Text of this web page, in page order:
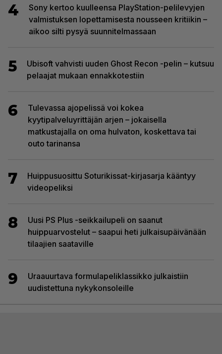
4
Sony kertoo kuulleensa PlayStation-pelilevyjen
valmistuksen lopettamisesta nousseen kritiikin –
aikoo silti pysyä suunnitelmassaan
5
Ubisoft vahvisti uuden Ghost Recon -pelin – kutsuu
pelaajat mukaan ennakkotestiin
6
Tulevassa ajopelissä voi kokea
kyytipalveluyrittäjän arjen – jokaisella
matkustajalla on oma hulvaton, koskettava tai
outo tarinansa
7
Huippusuosittu Soturikissat-kirjasarja kääntyy
videopeliksi
8
Uusi PS Plus -seikkailupeli on saanut
huippuarvostelut – saapui heti julkaisupäivänään
tilaajien saataville
9
Uraauurtava formulapeliklassikko julkaistiin
uudistettuna nykykonsoleille